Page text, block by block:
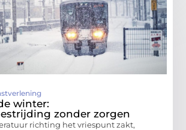
winter:
zonder zorgen
richting het vriespunt zakt,